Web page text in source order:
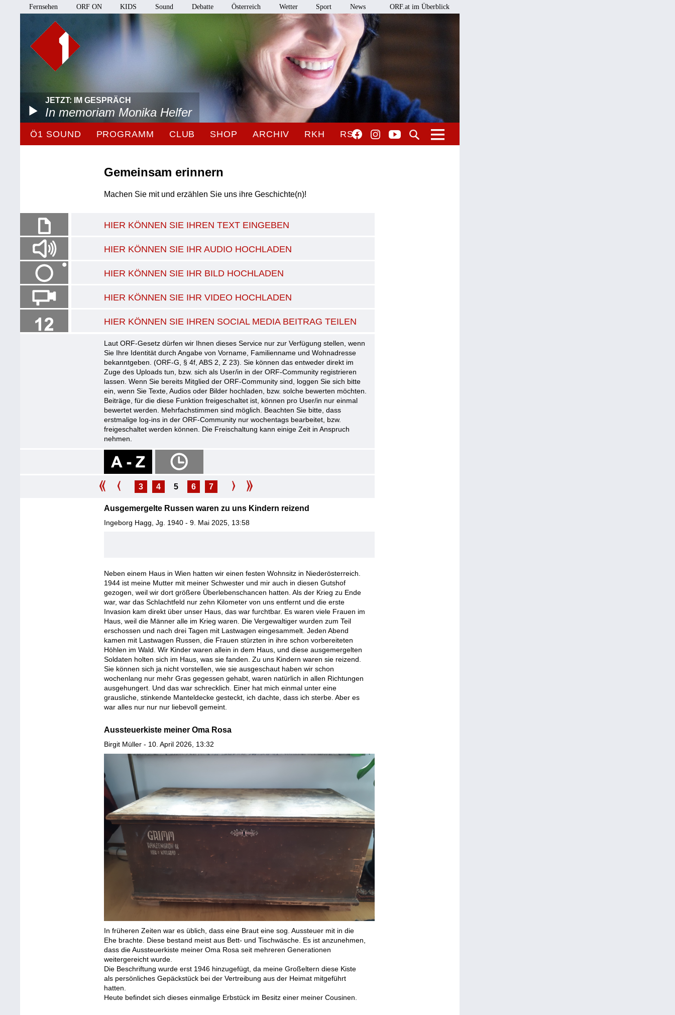
Fernsehen ORF ON KIDS Sound Debatte Österreich Wetter Sport News ORF.at im Überblick
JETZT: IM GESPRÄCH
In memoriam Monika Helfer
Ö1 SOUND PROGRAMM CLUB SHOP ARCHIV RKH RSO
Gemeinsam erinnern
Machen Sie mit und erzählen Sie uns ihre Geschichte(n)!
HIER KÖNNEN SIE IHREN TEXT EINGEBEN
HIER KÖNNEN SIE IHR AUDIO HOCHLADEN
HIER KÖNNEN SIE IHR BILD HOCHLADEN
HIER KÖNNEN SIE IHR VIDEO HOCHLADEN
HIER KÖNNEN SIE IHREN SOCIAL MEDIA BEITRAG TEILEN
Laut ORF-Gesetz dürfen wir Ihnen dieses Service nur zur Verfügung stellen, wenn
Sie Ihre Identität durch Angabe von Vorname, Familienname und Wohnadresse
bekanntgeben. (ORF-G, § 4f, ABS 2, Z 23). Sie können das entweder direkt im
Zuge des Uploads tun, bzw. sich als User/in in der ORF-Community registrieren
lassen. Wenn Sie bereits Mitglied der ORF-Community sind, loggen Sie sich bitte
ein, wenn Sie Texte, Audios oder Bilder hochladen, bzw. solche bewerten möchten.
Beiträge, für die diese Funktion freigeschaltet ist, können pro User/in nur einmal
bewertet werden. Mehrfachstimmen sind möglich. Beachten Sie bitte, dass
erstmalige log-ins in der ORF-Community nur wochentags bearbeitet, bzw.
freigeschaltet werden können. Die Freischaltung kann einige Zeit in Anspruch
nehmen.
3 4 5 6 7
Ausgemergelte Russen waren zu uns Kindern reizend
Ingeborg Hagg, Jg. 1940 - 9. Mai 2025, 13:58
Neben einem Haus in Wien hatten wir einen festen Wohnsitz in Niederösterreich.
1944 ist meine Mutter mit meiner Schwester und mir auch in diesen Gutshof
gezogen, weil wir dort größere Überlebenschancen hatten. Als der Krieg zu Ende
war, war das Schlachtfeld nur zehn Kilometer von uns entfernt und die erste
Invasion kam direkt über unser Haus, das war furchtbar. Es waren viele Frauen im
Haus, weil die Männer alle im Krieg waren. Die Vergewaltiger wurden zum Teil
erschossen und nach drei Tagen mit Lastwagen eingesammelt. Jeden Abend
kamen mit Lastwagen Russen, die Frauen stürzten in ihre schon vorbereiteten
Höhlen im Wald. Wir Kinder waren allein in dem Haus, und diese ausgemergelten
Soldaten holten sich im Haus, was sie fanden. Zu uns Kindern waren sie reizend.
Sie können sich ja nicht vorstellen, wie sie ausgeschaut haben wir schon
wochenlang nur mehr Gras gegessen gehabt, waren natürlich in allen Richtungen
ausgehungert. Und das war schrecklich. Einer hat mich einmal unter eine
grausliche, stinkende Manteldecke gesteckt, ich dachte, dass ich sterbe. Aber es
war alles nur nur nur liebevoll gemeint.
Aussteuerkiste meiner Oma Rosa
Birgit Müller - 10. April 2026, 13:32
In früheren Zeiten war es üblich, dass eine Braut eine sog. Aussteuer mit in die
Ehe brachte. Diese bestand meist aus Bett- und Tischwäsche. Es ist anzunehmen,
dass die Aussteuerkiste meiner Oma Rosa seit mehreren Generationen
weitergereicht wurde.
Die Beschriftung wurde erst 1946 hinzugefügt, da meine Großeltern diese Kiste
als persönliches Gepäckstück bei der Vertreibung aus der Heimat mitgeführt
hatten.
Heute befindet sich dieses einmalige Erbstück im Besitz einer meiner Cousinen.